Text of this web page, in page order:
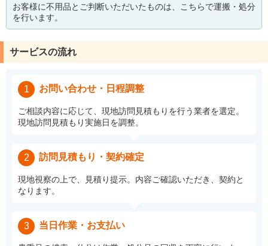
お客様に不用品とご判断いただいたものは、こちらで運搬・処分
を行います。
サービスの流れ
1 お問い合わせ・日程調整
ご相談内容に応じて、現地訪問見積もりを行う業者を選定。
現地訪問見積もり実施日を調整。
2 訪問見積もり・契約確定
現地視察の上で、見積り提示。内容ご確認いただき、契約と
なります。
3 当日作業・お支払い